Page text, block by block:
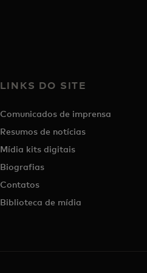
LINKS DO SITE
Comunicados de imprensa
Resumos de notícias
Mídia kits digitais
Biografias
Contatos
Biblioteca de mídia